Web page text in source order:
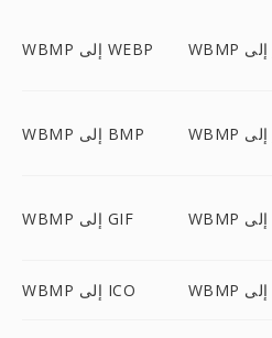
WBMP إلى WEBP
WBMP إلى BMP
WBMP إلى GIF
WBMP إلى ICO